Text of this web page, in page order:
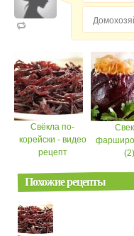
Свёкла по-
корейски - видео
рецепт
(2)
Похожие рецепты